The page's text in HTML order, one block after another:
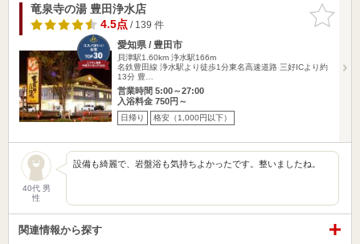
お気に入
りに追加
竜泉寺の湯 豊田浄水店
4.5点/ 139 件
愛知県 / 豊田市
貝津駅1.60km 浄水駅166m
名鉄豊田線 浄水駅より徒歩1分東名高速道路 三好ICより約
13分 豊…
営業時間 5:00～27:00
入浴料金 750円～
日帰り 格安（1,000円以下）
40代 男
性
設備も綺麗で、岩盤浴も気持ちよかったです。整いましたね。
関連情報から探す